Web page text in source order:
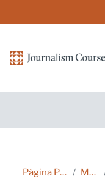
Página Principal Marcas